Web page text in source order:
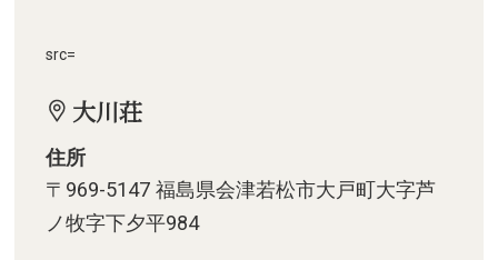
src=
大川荘
住所
〒969-5147 福島県会津若松市大戸町大字芦
ノ牧字下夕平984